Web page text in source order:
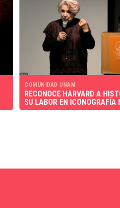
COMUNIDAD UNAM
RECONOCE HARVARD A
SU LABOR EN ICONOGRAFÍA